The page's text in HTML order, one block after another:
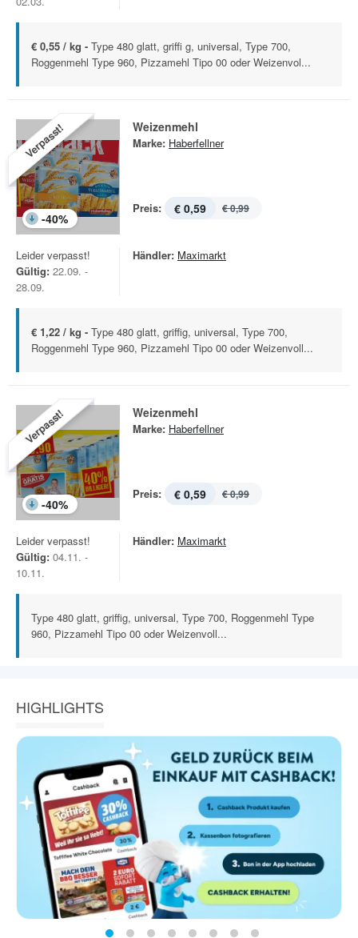
€ 0,55 / kg - Type 480 glatt, griffi g, universal, Type 700,
Roggenmehl Type 960, Pizzamehl Tipo 00 oder Weizenvol...
Verpasst!
-40%
Weizenmehl
Marke: Haberfellner
Preis: € 0,59 € 0,99
Leider verpasst!
Gültig: 22.09. -
28.09.
Händler: Maximarkt
€ 1,22 / kg - Type 480 glatt, griffig, universal, Type 700,
Roggenmehl Type 960, Pizzamehl Tipo 00 oder Weizenvoll...
Verpasst!
-40%
Weizenmehl
Marke: Haberfellner
Preis: € 0,59 € 0,99
Leider verpasst!
Gültig: 04.11. -
10.11.
Händler: Maximarkt
Type 480 glatt, griffig, universal, Type 700, Roggenmehl Type
960, Pizzamehl Tipo 00 oder Weizenvoll...
HIGHLIGHTS